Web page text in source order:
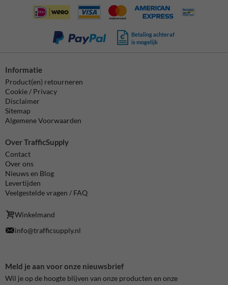
Betaling achteraf
is mogelijk
Informatie
Product(en) retourneren
Cookie / Privacy
Disclaimer
Sitemap
Algemene Voorwaarden
Over TrafficSupply
Contact
Over ons
Nieuws en Blog
Levertijden
Veelgestelde vragen / FAQ
Winkelmand
info@trafficsupply.nl
Meld je aan voor onze nieuwsbrief
Wil je op de hoogte blijven van onze producten en onze